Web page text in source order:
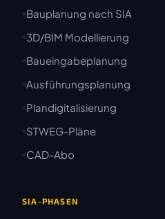
Bauplanung nach SIA
3D/BIM Modellierung
Baueingabeplanung
Ausführungsplanung
Plandigitalisierung
STWEG-Pläne
CAD-Abo
SIA-PHASEN